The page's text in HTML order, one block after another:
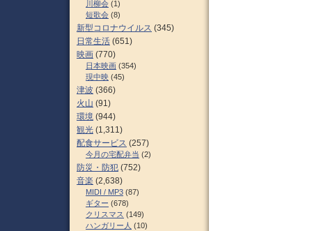
川柳会 (1)
短歌会 (8)
新型コロナウイルス (345)
日常生活 (651)
映画 (770)
日本映画 (354)
現中映 (45)
津波 (366)
火山 (91)
環境 (944)
観光 (1,311)
配食サービス (257)
今月の宅配弁当 (2)
防災・防犯 (752)
音楽 (2,638)
MIDI / MP3 (87)
ギター (678)
クリスマス (149)
ハンガリー人 (10)